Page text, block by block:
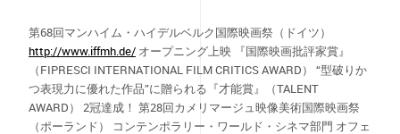
第68回マンハイム・ハイデルベルク国際映画祭（ドイツ）
http://www.iffmh.de/ オープニング上映 『国際映画批評家賞』
（FIPRESCI INTERNATIONAL FILM CRITICS AWARD） “型破りか
つ表現力に優れた作品”に贈られる『才能賞』（TALENT
AWARD） 2冠達成！ 第28回カメリマージュ映像美術国際映画祭
（ポーランド） コンテンポラリー・ワールド・シネマ部門 オフェ